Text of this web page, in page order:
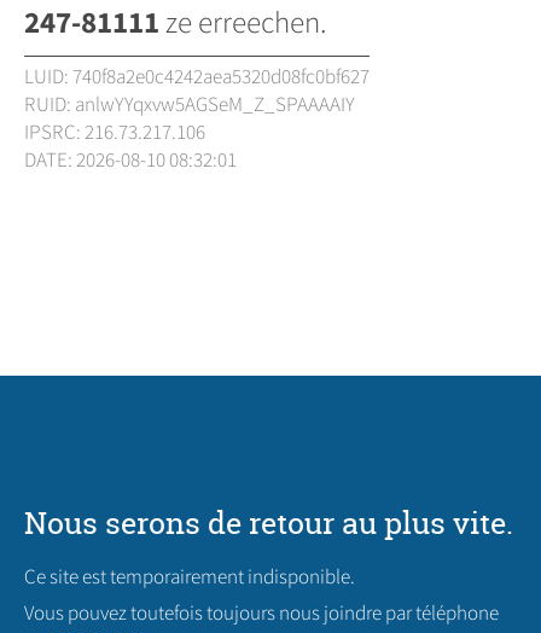
247-81111ze erreechen.
LUID: 740f8a2e0c4242aea5320d08fc0bf627
RUID: anlwYYqxvw5AGSeM_Z_SPAAAAIY
IPSRC: 216.73.217.106
DATE: 2026-08-10 08:32:01
Nous serons de retour au plus vite.
Ce site est temporairement indisponible.
Vous pouvez toutefois toujours nous joindre par téléphone